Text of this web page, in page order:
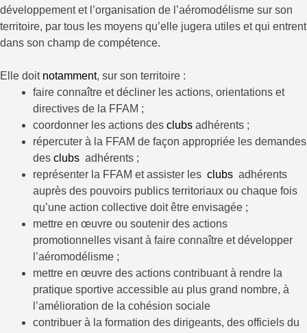
développement et l’organisation de l’aéromodélisme sur son
territoire, par tous les moyens qu’elle jugera utiles et qui entrent
dans son champ de compétence.
Elle doit notamment, sur son territoire :
faire connaître et décliner les actions, orientations et
directives de la FFAM ;
coordonner les actions des clubs adhérents ;
répercuter à la FFAM de façon appropriée les demandes
des clubs adhérents ;
représenter la FFAM et assister les clubs adhérents
auprès des pouvoirs publics territoriaux ou chaque fois
qu’une action collective doit être envisagée ;
mettre en œuvre ou soutenir des actions
promotionnelles visant à faire connaître et développer
l’aéromodélisme ;
mettre en œuvre des actions contribuant à rendre la
pratique sportive accessible au plus grand nombre, à
l’amélioration de la cohésion sociale
contribuer à la formation des dirigeants, des officiels du